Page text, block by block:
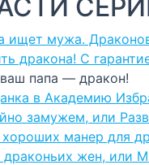
ищет мужа.
дракона! С
папа — дракон!
в Академию
замужем, или
хороших манер для
жен, или